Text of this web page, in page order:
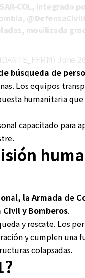
COL, integrado
,
movilizada
June
búsqueda de
Los equipos
humanitaria
capacitado para
la Armada de
y Bomberos.
y rescate. Los
y cumplen una
colapsadas.